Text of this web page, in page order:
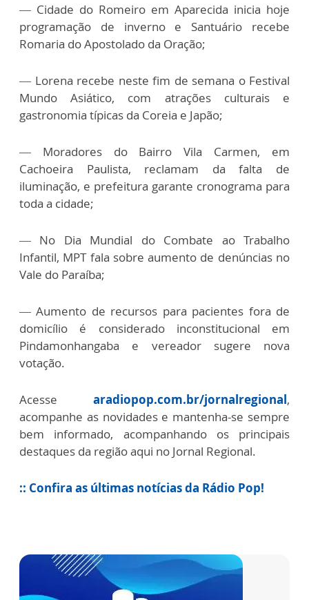
— Cidade do Romeiro em Aparecida inicia hoje
programação de inverno e Santuário recebe
Romaria do Apostolado da Oração;
— Lorena recebe neste fim de semana o Festival
Mundo Asiático, com atrações culturais e
gastronomia típicas da Coreia e Japão;
— Moradores do Bairro Vila Carmen, em
Cachoeira Paulista, reclamam da falta de
iluminação, e prefeitura garante cronograma para
toda a cidade;
— No Dia Mundial do Combate ao Trabalho
Infantil, MPT fala sobre aumento de denúncias no
Vale do Paraíba;
— Aumento de recursos para pacientes fora de
domicílio é considerado inconstitucional em
Pindamonhangaba e vereador sugere nova
votação.
Acesse aradiopop.com.br/jornalregional,
acompanhe as novidades e mantenha-se sempre
bem informado, acompanhando os principais
destaques da região aqui no Jornal Regional.
:: Confira as últimas notícias da Rádio Pop!